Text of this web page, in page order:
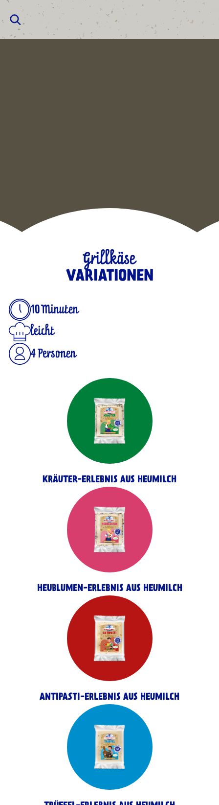
Grillkäse
VARIATIONEN
10 Minuten
leicht
4 Personen
KRÄUTER-ERLEBNIS AUS HEUMILCH
HEUBLUMEN-ERLEBNIS AUS HEUMILCH
ANTIPASTI-ERLEBNIS AUS HEUMILCH